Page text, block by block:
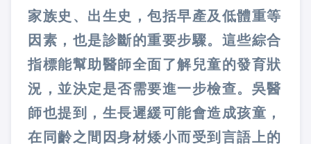
家族史、出生史，包括早產及低體重等
因素，也是診斷的重要步驟。這些綜合
指標能幫助醫師全面了解兒童的發育狀
況，並決定是否需要進一步檢查。吳醫
師也提到，生長遲緩可能會造成孩童，
在同齡之間因身材矮小而受到言語上的